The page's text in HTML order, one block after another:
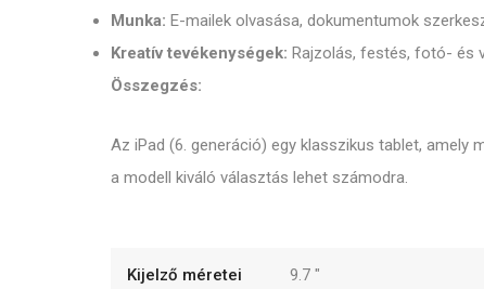
Munka: E-mailek olvasása, dokumentumok
Kreatív tevékenységek: Rajzolás, festés, fotó- és
Összegzés:
Az iPad (6. generáció) egy klasszikus tablet, amely
a modell kiváló választás lehet számodra.
Kijelző méretei 9.7 "